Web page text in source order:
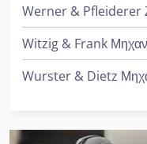
Werner & Pfleiderer
Witzig & Frank
Wurster & Dietz